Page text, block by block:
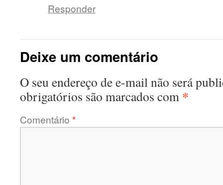
Responder
Deixe um comentário
O seu endereço de e-mail não será
obrigatórios são marcados com *
Comentário *